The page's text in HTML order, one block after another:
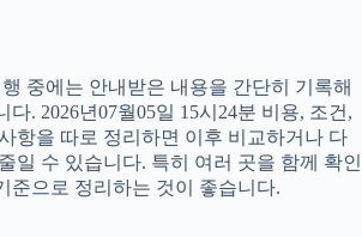
중에는 안내받은 내용을 간단히 기록해
다. 2026년07월05일 15시24분 비용, 조건,
항을 따로 정리하면 이후 비교하거나 다
일 수 있습니다. 특히 여러 곳을 함께 확인
준으로 정리하는 것이 좋습니다.